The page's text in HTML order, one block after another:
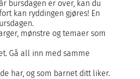
bursdagen er over, kan du
kan ryddingen gjøres! En
mønstre og temaer som
Gå all inn med samme
har, og som barnet ditt liker.